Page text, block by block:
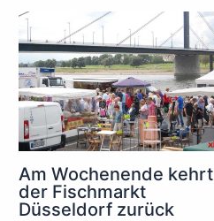
Am Wochenende kehrt
der Fischmarkt
Düsseldorf zurück